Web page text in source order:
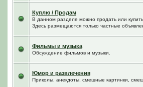
Куплю / Продам
В данном разделе можно продать или
Здесь размещаются только частные
Фильмы и музыка
Обсуждение фильмов и музыки.
Юмор и развлечения
Приколы, анекдоты, смешные картинки,